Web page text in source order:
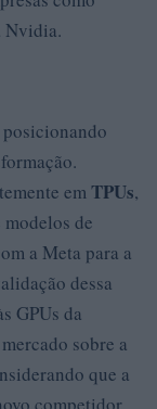
Nvidia.
emTPUs,
de
a Meta para a
dessa
GPUs da
sobre a
que a
competidor